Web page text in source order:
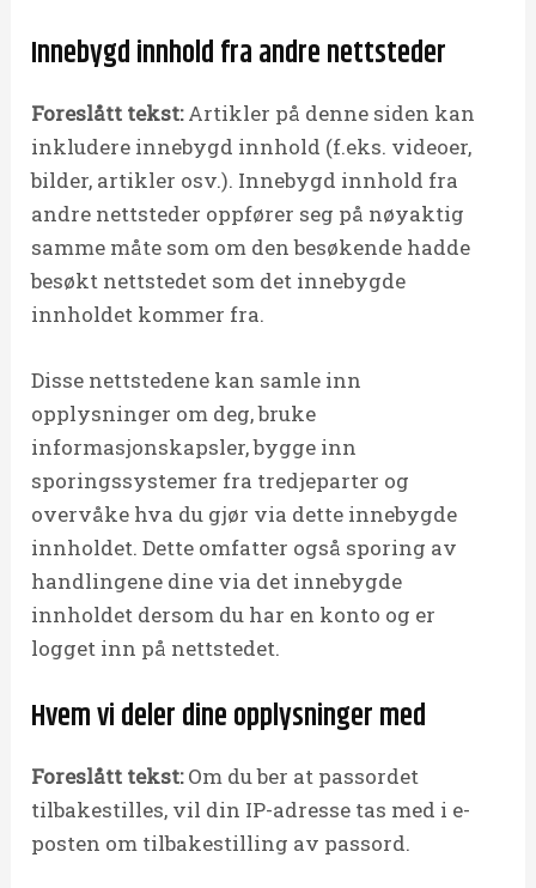
Innebygd innhold fra andre nettsteder
Foreslått tekst:Artikler på denne siden kan
inkludere innebygd innhold (f.eks. videoer,
bilder, artikler osv.). Innebygd innhold fra
andre nettsteder oppfører seg på nøyaktig
samme måte som om den besøkende hadde
besøkt nettstedet som det innebygde
innholdet kommer fra.
Disse nettstedene kan samle inn
opplysninger om deg, bruke
informasjonskapsler, bygge inn
sporingssystemer fra tredjeparter og
overvåke hva du gjør via dette innebygde
innholdet. Dette omfatter også sporing av
handlingene dine via det innebygde
innholdet dersom du har en konto og er
logget inn på nettstedet.
Hvem vi deler dine opplysninger med
Foreslått tekst:Om du ber at passordet
tilbakestilles, vil din IP-adresse tas med i e-
posten om tilbakestilling av passord.